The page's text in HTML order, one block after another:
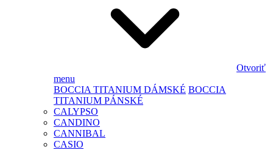
Otvoriť
menu
BOCCIA TITANIUM DÁMSKÉ BOCCIA
TITANIUM PÁNSKÉ
CALYPSO
CANDINO
CANNIBAL
CASIO